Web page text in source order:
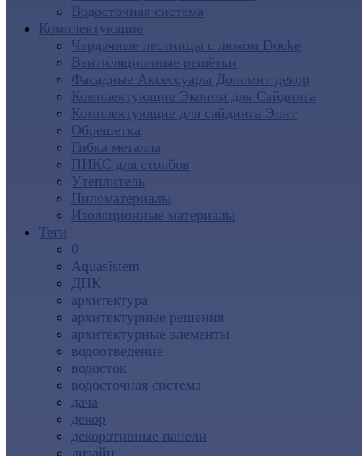
Водосточная система
Комплектующие
Чердачные лестницы с люком Docke
Вентиляционные решётки
Фасадные Аксессуары Доломит декор
Комплектующие Эконом для Сайдинга
Комплектующие для cайдинга Элит
Обрешетка
Гибка металла
ПИКС для столбов
Утеплитель
Пиломатериалы
Изоляционные материалы
Теги
0
Aquasistem
ДПК
архитектура
архитектурные решения
архитектурные элементы
водоотведение
водосток
водосточная система
дача
декор
декоративные панели
дизайн